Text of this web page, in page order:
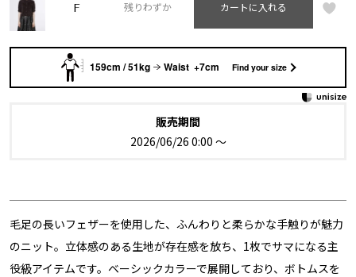
F 残りわずか カートに入れる
159cm / 51kg Waist +7cm Find your size
販売期間
2026/06/26 0:00 〜
毛足の長いフェザーを使用した、ふんわりと柔らかな手触りが魅力
のニット。立体感のある生地が存在感を放ち、1枚でサマになる主
役級アイテムです。ベーシックカラーで展開しており、ボトムスを